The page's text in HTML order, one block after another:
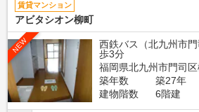
賃貸マンション
アビタシオン柳町
NEW
西鉄バス（北九州市
歩3分
福岡県北九州市門司区
築年数
築27年
建物階数
6階建